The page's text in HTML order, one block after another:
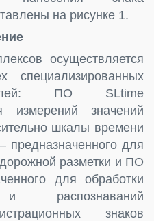
на рисунке 1.
осуществляется
специализированных
ПО SLtime
измерений значений
шкалы времени
для
разметки и ПО
для обработки
и распознаваний
знаков